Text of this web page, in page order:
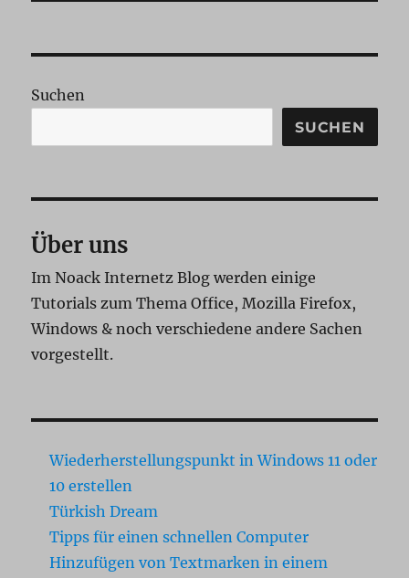
Suchen
SUCHEN
Über uns
Im Noack Internetz Blog werden einige
Tutorials zum Thema Office, Mozilla Firefox,
Windows & noch verschiedene andere Sachen
vorgestellt.
Wiederherstellungspunkt in Windows 11 oder
10 erstellen
Türkish Dream
Tipps für einen schnellen Computer
Hinzufügen von Textmarken in einem